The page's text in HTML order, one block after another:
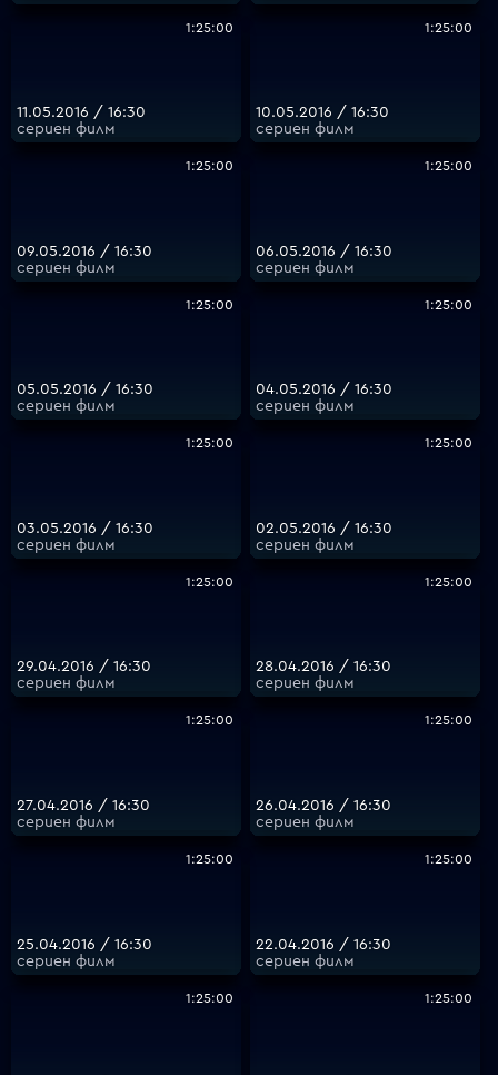
1:25:00
11.05.2016 / 16:30
сериен филм
1:25:00
10.05.2016 / 16:30
сериен филм
1:25:00
09.05.2016 / 16:30
сериен филм
1:25:00
06.05.2016 / 16:30
сериен филм
1:25:00
05.05.2016 / 16:30
сериен филм
1:25:00
04.05.2016 / 16:30
сериен филм
1:25:00
03.05.2016 / 16:30
сериен филм
1:25:00
02.05.2016 / 16:30
сериен филм
1:25:00
29.04.2016 / 16:30
сериен филм
1:25:00
28.04.2016 / 16:30
сериен филм
1:25:00
27.04.2016 / 16:30
сериен филм
1:25:00
26.04.2016 / 16:30
сериен филм
1:25:00
25.04.2016 / 16:30
сериен филм
1:25:00
22.04.2016 / 16:30
сериен филм
1:25:00 1:25:00